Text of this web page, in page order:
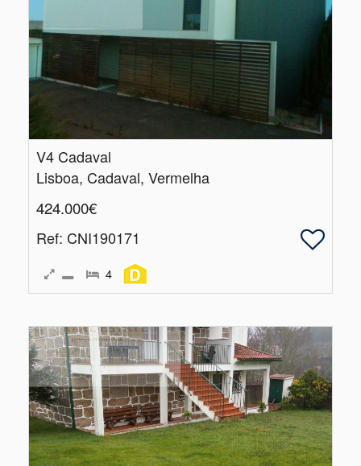
V4 Cadaval
Lisboa, Cadaval, Vermelha
424.000€
Ref: CNI190171
4